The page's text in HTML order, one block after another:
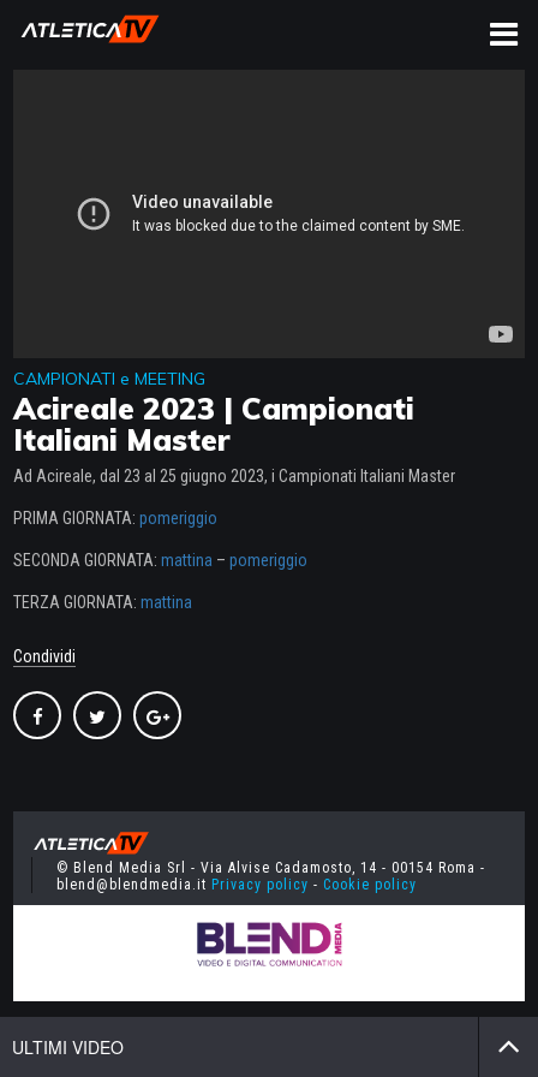
CERCA
CAMPIONATI e MEETING
Acireale 2023 | Campionati
Italiani Master
Ad Acireale, dal 23 al 25 giugno 2023, i Campionati Italiani Master
PRIMA GIORNATA:pomeriggio
SECONDA GIORNATA:mattina –pomeriggio
TERZA GIORNATA:mattina
Condividi
© Blend Media Srl - Via Alvise Cadamosto, 14 - 00154 Roma -
blend@blendmedia.it Privacy policy - Cookie policy